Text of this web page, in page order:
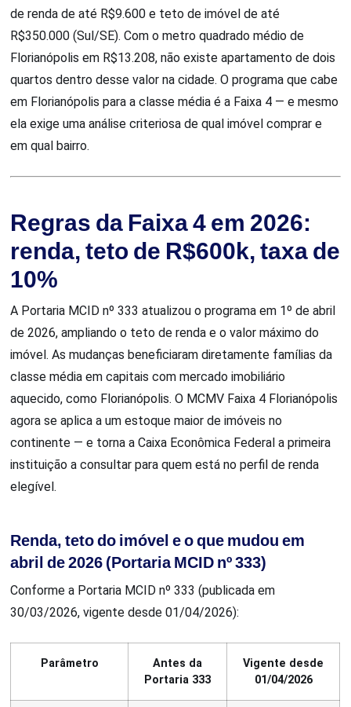
de renda de até R$9.600 e teto de imóvel de até
R$350.000 (Sul/SE). Com o metro quadrado médio de
Florianópolis em R$13.208, não existe apartamento de dois
quartos dentro desse valor na cidade. O programa que cabe
em Florianópolis para a classe média é a Faixa 4 — e mesmo
ela exige uma análise criteriosa de qual imóvel comprar e
em qual bairro.
Regras da Faixa 4 em 2026:
renda, teto de R$600k, taxa de
10%
A Portaria MCID nº 333 atualizou o programa em 1º de abril
de 2026, ampliando o teto de renda e o valor máximo do
imóvel. As mudanças beneficiaram diretamente famílias da
classe média em capitais com mercado imobiliário
aquecido, como Florianópolis. O MCMV Faixa 4 Florianópolis
agora se aplica a um estoque maior de imóveis no
continente — e torna a Caixa Econômica Federal a primeira
instituição a consultar para quem está no perfil de renda
elegível.
Renda, teto do imóvel e o que mudou em
abril de 2026 (Portaria MCID nº 333)
Conforme a Portaria MCID nº 333 (publicada em
30/03/2026, vigente desde 01/04/2026):
Parâmetro
Antes da
Portaria 333
Vigente desde
01/04/2026